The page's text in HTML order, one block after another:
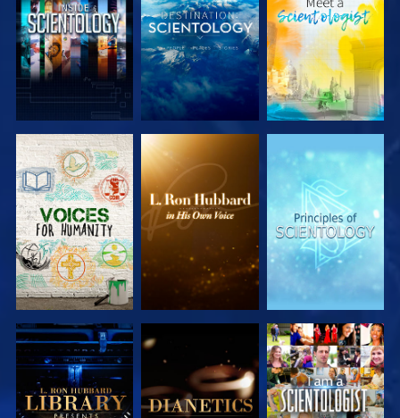
SERIE
ENTDECKEN
SERIE
ENTDECKEN
SERIE
ENTDECKEN
SERIE
ENTDECKEN
SERIE
ENTDECKEN
ANSEHEN